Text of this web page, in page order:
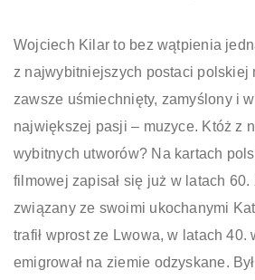
Wojciech Kilar to bez wątpienia
z najwybitniejszych postaci polskiej
zawsze uśmiechnięty, zamyślony i
największej pasji – muzyce. Któż z
wybitnych utworów? Na kartach
filmowej zapisał się już w latach 60.
związany ze swoimi ukochanymi
trafił wprost ze Lwowa, w latach 40.
emigrował na ziemie odzyskane.